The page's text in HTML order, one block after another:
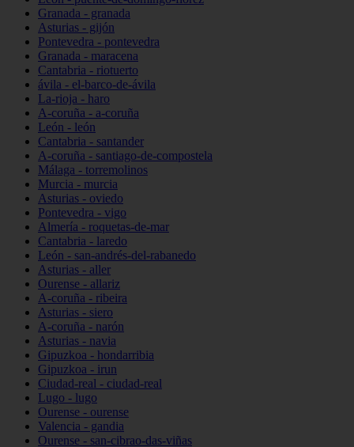
Granada - granada
Asturias - gijón
Pontevedra - pontevedra
Granada - maracena
Cantabria - riotuerto
ávila - el-barco-de-ávila
La-rioja - haro
A-coruña - a-coruña
León - león
Cantabria - santander
A-coruña - santiago-de-compostela
Málaga - torremolinos
Murcia - murcia
Asturias - oviedo
Pontevedra - vigo
Almería - roquetas-de-mar
Cantabria - laredo
León - san-andrés-del-rabanedo
Asturias - aller
Ourense - allariz
A-coruña - ribeira
Asturias - siero
A-coruña - narón
Asturias - navia
Gipuzkoa - hondarribia
Gipuzkoa - irun
Ciudad-real - ciudad-real
Lugo - lugo
Ourense - ourense
Valencia - gandia
Ourense - san-cibrao-das-viñas